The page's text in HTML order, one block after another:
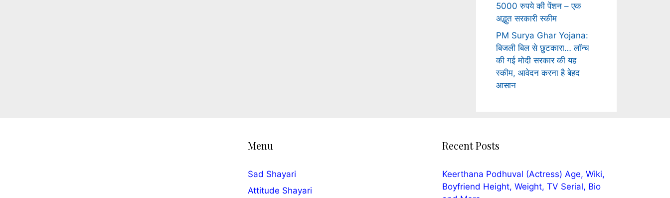
5000 रुपये की पेंशन – एक
अद्भुत सरकारी स्कीम
PM Surya Ghar Yojana:
बिजली बिल से छुटकारा… लॉन्च
की गई मोदी सरकार की यह
स्कीम, आवेदन करना है बेहद
आसान
Menu
Sad Shayari
Attitude Shayari
Recent Posts
Keerthana Podhuval (Actress) Age, Wiki,
Boyfriend Height, Weight, TV Serial, Bio